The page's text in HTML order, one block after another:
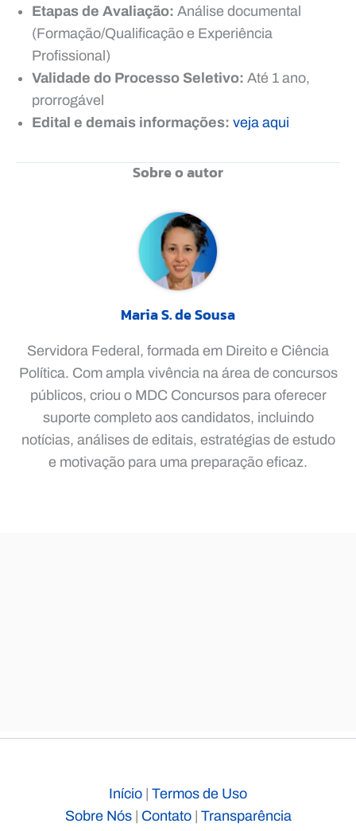
Etapas de Avaliação: Análise documental
(Formação/Qualificação e Experiência
Profissional)
Validade do Processo Seletivo: Até 1 ano,
prorrogável
Edital e demais informações: veja aqui
Sobre o autor
Maria S. de Sousa
Servidora Federal, formada em Direito e Ciência
Política. Com ampla vivência na área de concursos
públicos, criou o MDC Concursos para oferecer
suporte completo aos candidatos, incluindo
notícias, análises de editais, estratégias de estudo
e motivação para uma preparação eficaz.
Início | Termos de Uso
Sobre Nós| Contato| Transparência